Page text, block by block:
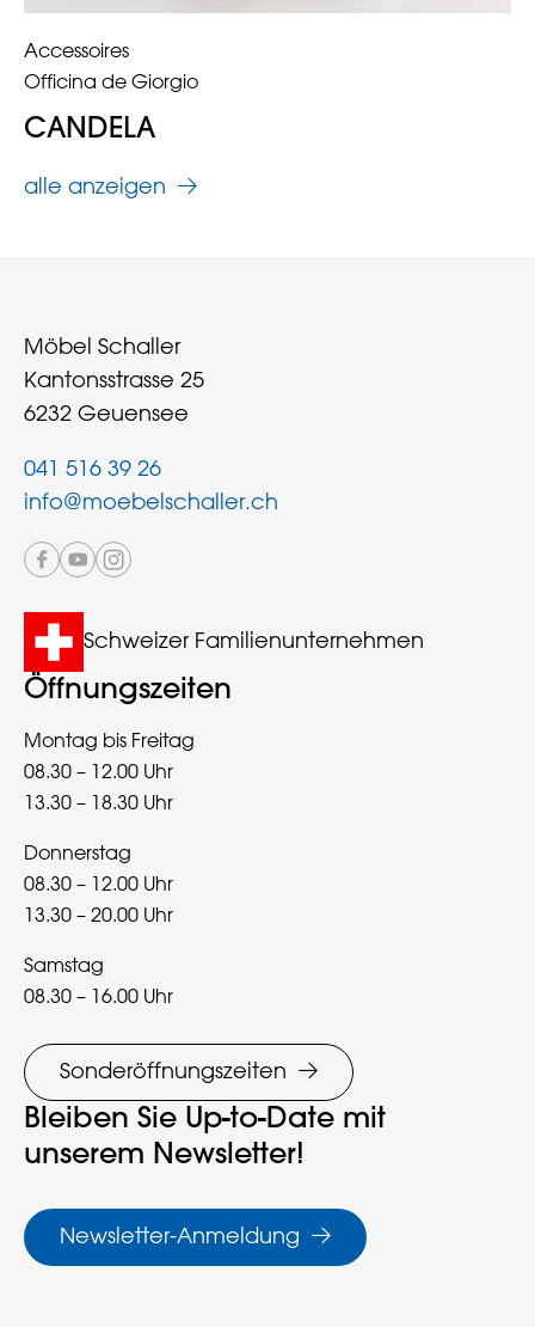
alle anzeigen
Accessoires
Officina de Giorgio
CANDELA
Möbel Schaller
Kantonsstrasse 25
6232 Geuensee
041 516 39 26
info@moebelschaller.ch
Schweizer Familienunternehmen
Öffnungszeiten
Montag bis Freitag
08.30 – 12.00 Uhr
13.30 – 18.30 Uhr
Donnerstag
08.30 – 12.00 Uhr
13.30 – 20.00 Uhr
Samstag
08.30 – 16.00 Uhr
Sonderöffnungszeiten
Bleiben Sie Up-to-Date mit
unserem Newsletter!
Newsletter-Anmeldung